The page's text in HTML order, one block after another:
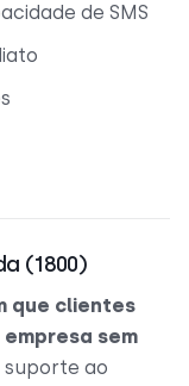
de SMS
(1800)
que clientes
sem
ao